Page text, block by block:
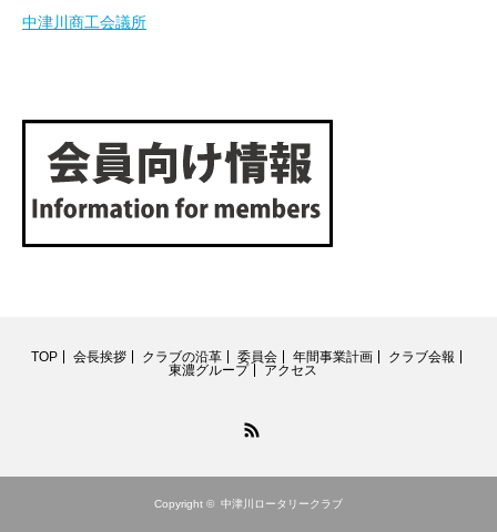
中津川商工会議所
TOP 会長挨拶 クラブの沿革 委員会 年間事業計画
クラブ会報
東濃グループ
アクセス
Copyright © 中津川ロータリークラブ